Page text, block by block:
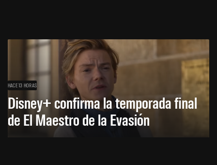
HACE 13 HORAS
Disney+ confirma la temporada final
de El Maestro de la Evasión